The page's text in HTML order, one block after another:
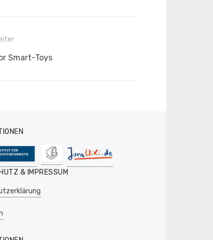
Smart-Toys
& IMPRESSUM